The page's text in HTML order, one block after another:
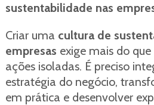
sustentabilidade nas
Criar uma cultura de
empresas exige mais do
ações isoladas. É preciso
estratégia do negócio,
em prática e desenvolver